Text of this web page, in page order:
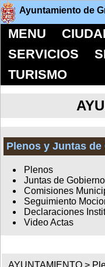
Ayuntamiento de
MENU
SERVICIOS
TURISMO
Plenos y Juntas de
Plenos
Juntas de Gobierno
Comisiones
Seguimiento
Declaraciones
Video Actas